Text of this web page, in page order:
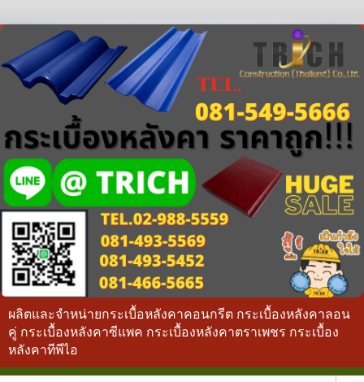
ผลิตและจำหน่ายกระเบื้อหลังคาคอนกรีต กระเบื้องหลังคาลอน
คู่ กระเบื้องหลังคาซีแพค กระเบื้องหลังคาตราเพชร กระเบื้อง
หลังคาทีพีไอ